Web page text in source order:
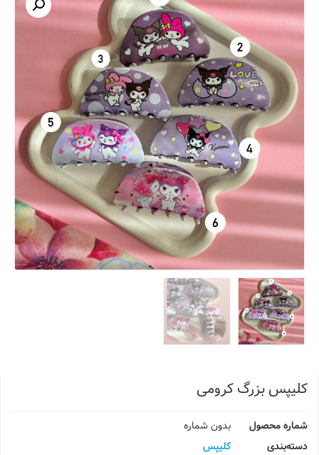
کلیپس بزرگ کرومی
شماره محصول
بدون شماره
دسته‌بندی
کلیپس